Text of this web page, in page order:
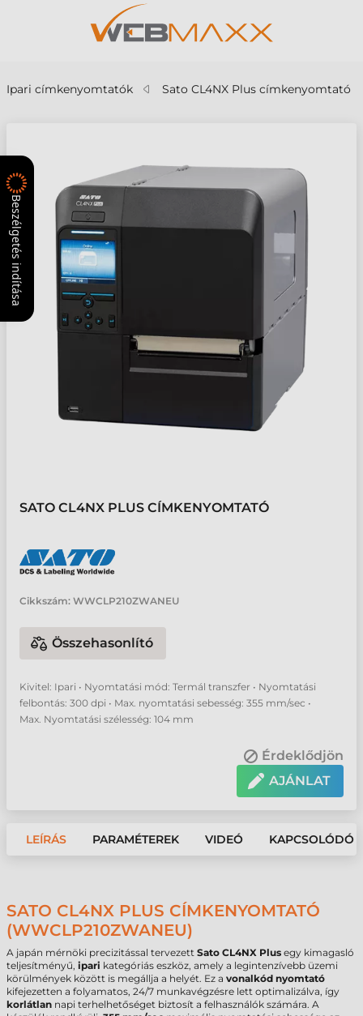
Ipari címkenyomtatók Sato CL4NX Plus címkenyomtató
SATO CL4NX PLUS CÍMKENYOMTATÓ
Cikkszám: WWCLP210ZWANEU
Összehasonlító
Kivitel: Ipari • Nyomtatási mód: Termál transzfer • Nyomtatási
felbontás: 300 dpi • Max. nyomtatási sebesség: 355 mm/sec •
Max. Nyomtatási szélesség: 104 mm
Érdeklődjön
AJÁNLAT
LEÍRÁS PARAMÉTEREK VIDEÓ KAPCSOLÓDÓ
SATO CL4NX PLUS CÍMKENYOMTATÓ
(WWCLP210ZWANEU)
A japán mérnöki precizitással tervezett Sato CL4NX Plus egy kimagasló
teljesítményű, ipari kategóriás eszköz, amely a legintenzívebb üzemi
körülmények között is megállja a helyét. Ez a vonalkód nyomtató
kifejezetten a folyamatos, 24/7 munkavégzésre lett optimalizálva, így
korlátlan napi terhelhetőséget biztosít a felhasználók számára. A
Beszélgetés indítása